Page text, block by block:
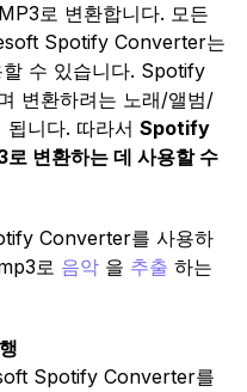
로 변환합니다. 모든
Spotify Converter는
수 있습니다. Spotify
변환하려는 노래/앨범/
니다. 따라서 Spotify
변환하는 데 사용할 수
Converter를 사용하
로 음악 을 추출 하는
Spotify Converter를